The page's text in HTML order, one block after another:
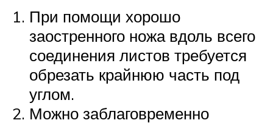
При помощи хорошо
заостренного ножа вдоль всего
соединения листов требуется
обрезать крайнюю часть под
углом.
Можно заблаговременно